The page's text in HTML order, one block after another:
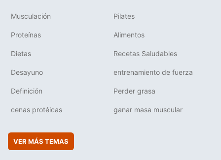
Musculación Pilates
Proteínas Alimentos
Dietas Recetas Saludables
Desayuno entrenamiento de fuerza
Definición Perder grasa
cenas protéicas ganar masa muscular
VER MÁS TEMAS